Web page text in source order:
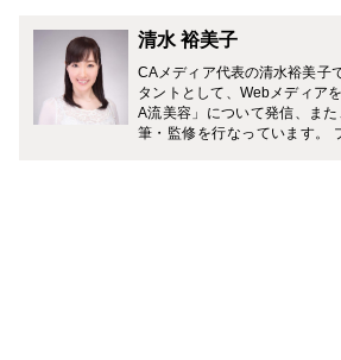
清水 裕美子
CAメディア代表の清水裕美子
タントとして、Webメディア
A流美容」について発信、ま
筆・監修を行なっています。